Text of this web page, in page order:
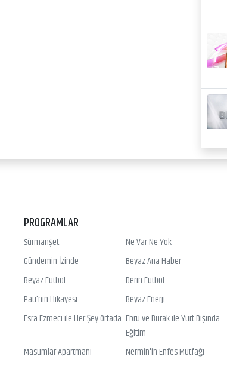
PROGRAMLAR
Sürmanşet Ne Var Ne Yok
Gündemin İzinde
Beyaz Ana Haber
Beyaz Futbol
Derin Futbol
Pati'nin Hikayesi
Beyaz Enerji
Esra Ezmeci ile Her Şey Ortada Ebru ve Burak ile Yurt Dışında
Eğitim
Masumlar Apartmanı Nermin'in Enfes Mutfağı